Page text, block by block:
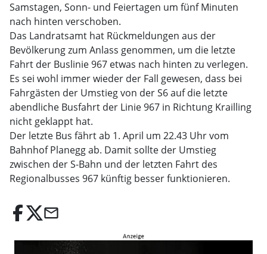
Samstagen, Sonn- und Feiertagen um fünf Minuten
nach hinten verschoben.
Das Landratsamt hat Rückmeldungen aus der
Bevölkerung zum Anlass genommen, um die letzte
Fahrt der Buslinie 967 etwas nach hinten zu verlegen.
Es sei wohl immer wieder der Fall gewesen, dass bei
Fahrgästen der Umstieg von der S6 auf die letzte
abendliche Busfahrt der Linie 967 in Richtung Krailling
nicht geklappt hat.
Der letzte Bus fährt ab 1. April um 22.43 Uhr vom
Bahnhof Planegg ab. Damit sollte der Umstieg
zwischen der S-Bahn und der letzten Fahrt des
Regionalbusses 967 künftig besser funktionieren.
email